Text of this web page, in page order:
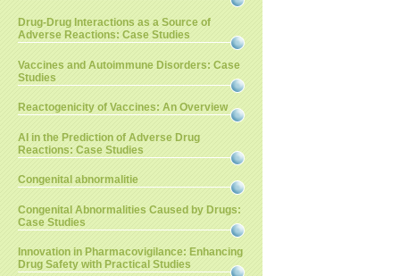
Drug-Drug Interactions as a Source of
Adverse Reactions: Case Studies
Vaccines and Autoimmune Disorders: Case
Studies
Reactogenicity of Vaccines: An Overview
AI in the Prediction of Adverse Drug
Reactions: Case Studies
Congenital abnormalitie
Congenital Abnormalities Caused by Drugs:
Case Studies
Innovation in Pharmacovigilance: Enhancing
Drug Safety with Practical Studies